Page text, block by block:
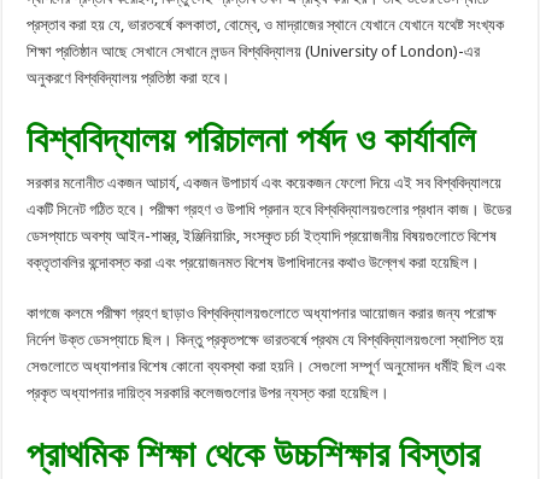
প্রস্তাব করা হয় যে, ভারতবর্ষে কলকাতা, বোম্বে, ও মাদ্রাজের স্থানে যেখানে যেখানে যথেষ্ট সংখ্যক
শিক্ষা প্রতিষ্ঠান আছে সেখানে সেখানে লন্ডন বিশ্ববিদ্যালয় (University of London)-এর
অনুকরণে বিশ্ববিদ্যালয় প্রতিষ্ঠা করা হবে।
বিশ্ববিদ্যালয় পরিচালনা পর্ষদ ও কার্যাবলি
সরকার মনোনীত একজন আচার্য, একজন উপাচার্য এবং কয়েকজন ফেলো দিয়ে এই সব বিশ্ববিদ্যালয়ে
একটি সিনেট গঠিত হবে। পরীক্ষা গ্রহণ ও উপাধি প্রদান হবে বিশ্ববিদ্যালয়গুলোর প্রধান কাজ। উডের
ডেসপ্যাচে অবশ্য আইন-শাস্ত্র, ইঞ্জিনিয়ারিং, সংস্কৃত চর্চা ইত্যাদি প্রয়োজনীয় বিষয়গুলোতে বিশেষ
বক্তৃতাবলির বন্দোবস্ত করা এবং প্রয়োজনমত বিশেষ উপাধিদানের কথাও উল্লেখ করা হয়েছিল।
কাগজে কলমে পরীক্ষা গ্রহণ ছাড়াও বিশ্ববিদ্যালয়গুলোতে অধ্যাপনার আয়োজন করার জন্য পরোক্ষ
নির্দেশ উক্ত ডেসপ্যাচে ছিল। কিন্তু প্রকৃতপক্ষে ভারতবর্ষে প্রথম যে বিশ্ববিদ্যালয়গুলো স্থাপিত হয়
সেগুলোতে অধ্যাপনার বিশেষ কোনো ব্যবস্থা করা হয়নি। সেগুলো সম্পূর্ণ অনুমোদন ধর্মীই ছিল এবং
প্রকৃত অধ্যাপনার দায়িত্ব সরকারি কলেজগুলোর উপর ন্যস্ত করা হয়েছিল।
প্রাথমিক শিক্ষা থেকে উচ্চশিক্ষার বিস্তার